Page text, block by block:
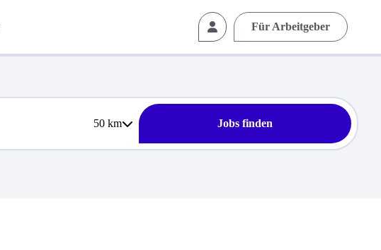
Für Arbeitgeber
50km Jobs finden